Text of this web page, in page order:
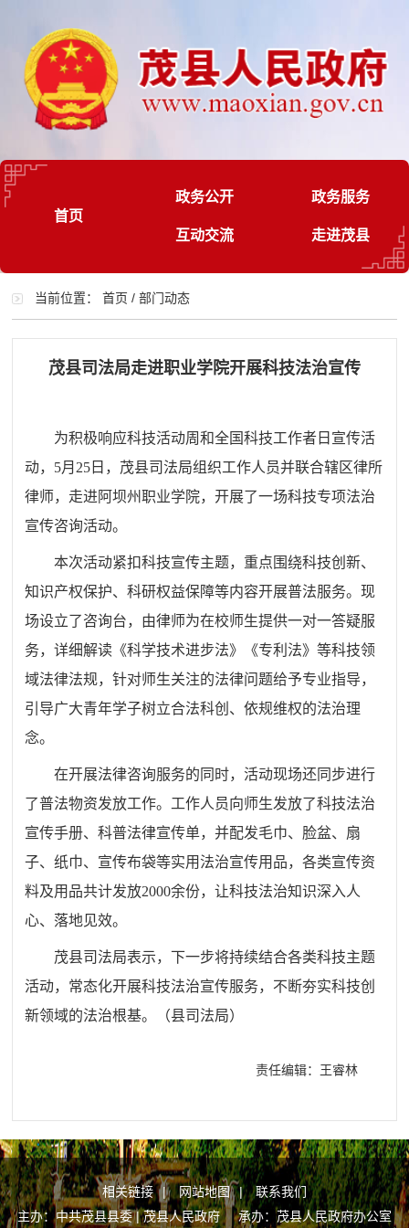
首页
政务公开 政务服务
互动交流 走进茂县
当前位置：首页 /部门动态
茂县司法局走进职业学院开展科技法治宣传
为积极响应科技活动周和全国科技工作者日宣传活
动， 5月25日，茂县司法局组织工作人员并联合辖区律所
律师，走进阿坝州职业学院，开展了一场科技专项法治
宣传咨询活动。
本次活动紧扣科技宣传主题，重点围绕科技创新、
知识产权保护、科研权益保障等内容开展普法服务。现
场设立了咨询台，由律师为在校师生提供一对一答疑服
务，详细解读《科学技术进步法》《专利法》等科技领
域法律法规，针对师生关注的法律问题给予专业指导，
引导广大青年学子树立合法科创、依规维权的法治理
念。
在开展法律咨询服务的同时，活动现场还同步进行
了普法物资发放工作。工作人员向师生发放了科技法治
宣传手册、科普法律宣传单，并配发毛巾、脸盆、扇
子、纸巾、宣传布袋等实用法治宣传用品，各类宣传资
料及用品共计发放2000余份，让科技法治知识深入人
心、落地见效。
茂县司法局表示，下一步将持续结合各类科技主题
活动，常态化开展科技法治宣传服务，不断夯实科技创
新领域的法治根基。（县司法局）
责任编辑：王睿林
相关链接 | 网站地图 |
联系我们
主办：中共茂县县委 | 茂县人民政府 承办：茂县人民政府办公室